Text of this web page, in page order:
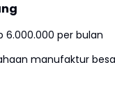
6.000.000 per bulan
manufaktur